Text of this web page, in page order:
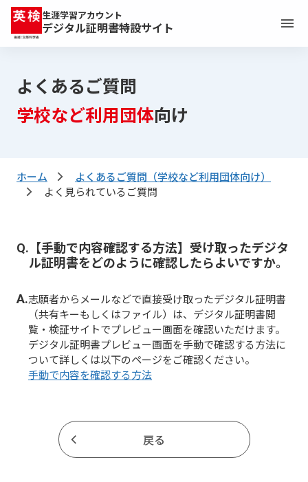
生涯学習アカウント
デジタル証明書特設サイト
デジタル証明書の概要
デジタル証明書の共有キーの取得方法
学校の方
受験生・保護者の方向け
よくあるご質問
学校など利用団体向け
よくあるご質問
学校など利用団体向け
ホーム
よくあるご質問（学校など利用団体向け）
よく見られているご質問
【手動で内容確認する方法】受け取ったデジタ
ル証明書をどのように確認したらよいですか。
志願者からメールなどで直接受け取ったデジタル証明書
（共有キーもしくはファイル）は、デジタル証明書閲
覧・検証サイトでプレビュー画面を確認いただけます。
デジタル証明書プレビュー画面を手動で確認する方法に
ついて詳しくは以下のページをご確認ください。
手動で内容を確認する方法
戻る